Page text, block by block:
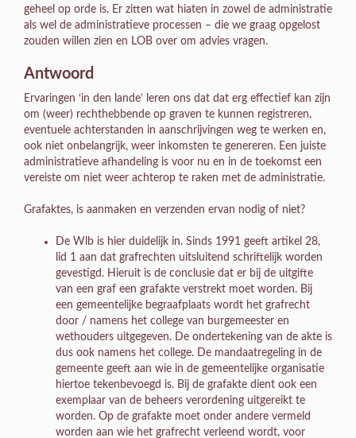
geheel op orde is. Er zitten wat hiaten in zowel de administratie
als wel de administratieve processen – die we graag opgelost
zouden willen zien en LOB over om advies vragen.
Antwoord
Ervaringen ‘in den lande’ leren ons dat dat erg effectief kan zijn
om (weer) rechthebbende op graven te kunnen registreren,
eventuele achterstanden in aanschrijvingen weg te werken en,
ook niet onbelangrijk, weer inkomsten te genereren. Een juiste
administratieve afhandeling is voor nu en in de toekomst een
vereiste om niet weer achterop te raken met de administratie.
Grafaktes, is aanmaken en verzenden ervan nodig of niet?
De Wlb is hier duidelijk in. Sinds 1991 geeft artikel 28,
lid 1 aan dat grafrechten uitsluitend schriftelijk worden
gevestigd. Hieruit is de conclusie dat er bij de uitgifte
van een graf een grafakte verstrekt moet worden. Bij
een gemeentelijke begraafplaats wordt het grafrecht
door / namens het college van burgemeester en
wethouders uitgegeven. De ondertekening van de akte is
dus ook namens het college. De mandaatregeling in de
gemeente geeft aan wie in de gemeentelijke organisatie
hiertoe tekenbevoegd is. Bij de grafakte dient ook een
exemplaar van de beheers verordening uitgereikt te
worden. Op de grafakte moet onder andere vermeld
worden aan wie het grafrecht verleend wordt, voor